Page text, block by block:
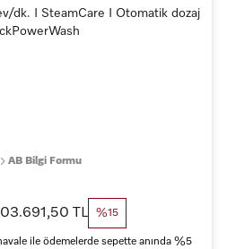
dk. I SteamCare I Otomatik dozaj
AB Bilgi Formu
TL %15
ile ödemelerde sepette anında %5